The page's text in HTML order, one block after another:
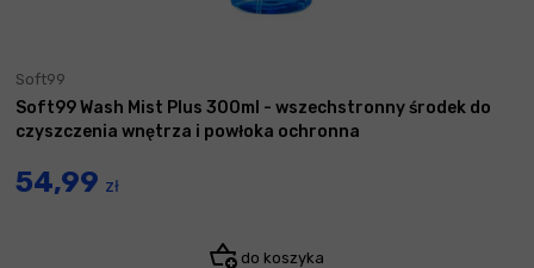
Soft99
Soft99 Wash Mist Plus 300ml - wszechstronny środek do
czyszczenia wnętrza i powłoka ochronna
54,99 zł
do koszyka